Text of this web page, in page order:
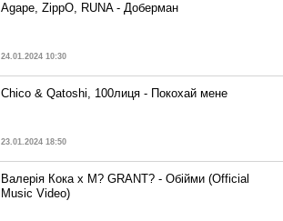
Agape, ZippO, RUNA - Доберман
24.01.2024 10:30
Chico & Qatoshi, 100лиця - Покохай мене
23.01.2024 18:50
Валерія Кока x M? GRANT? - Обійми (Official
Music Video)